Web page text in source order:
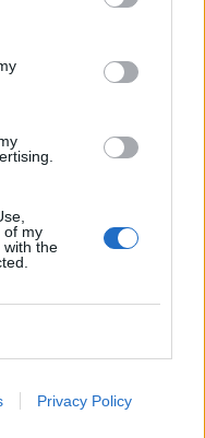
of my
with the
Privacy Policy